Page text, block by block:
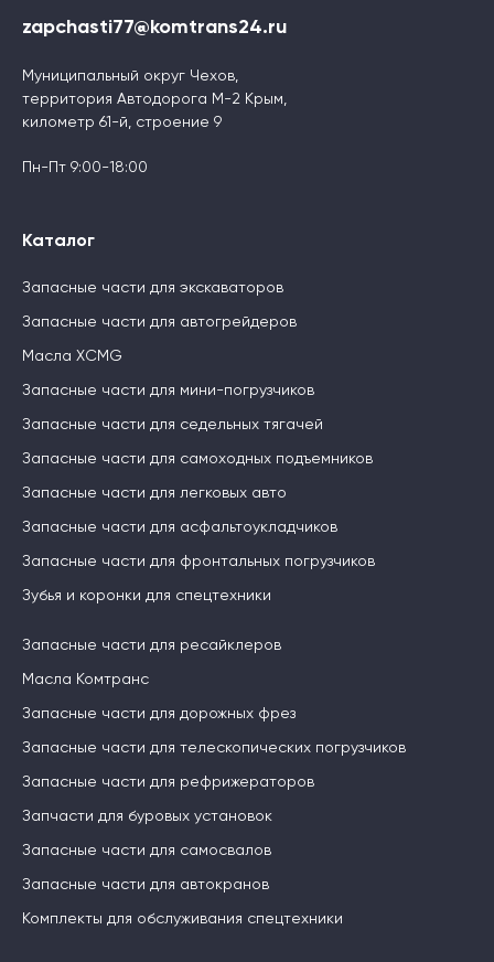
zapchasti77@komtrans24.ru
Муниципальный округ Чехов,
территория Автодорога М-2 Крым,
километр 61-й, строение 9
Пн-Пт 9:00-18:00
Каталог
Запасные части для экскаваторов
Запасные части для автогрейдеров
Масла XCMG
Запасные части для мини-погрузчиков
Запасные части для седельных тягачей
Запасные части для самоходных подъемников
Запасные части для легковых авто
Запасные части для асфальтоукладчиков
Запасные части для фронтальных погрузчиков
Зубья и коронки для спецтехники
Запасные части для ресайклеров
Масла Комтранс
Запасные части для дорожных фрез
Запасные части для телескопических погрузчиков
Запасные части для рефрижераторов
Запчасти для буровых установок
Запасные части для самосвалов
Запасные части для автокранов
Комплекты для обслуживания спецтехники